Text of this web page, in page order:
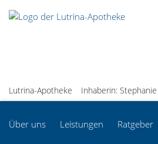
Lutrina-Apotheke Inhaberin:
Über uns Leistungen Ratgeber